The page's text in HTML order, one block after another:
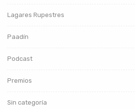
Lagares Rupestres
Paadín
Podcast
Premios
Sin categoría